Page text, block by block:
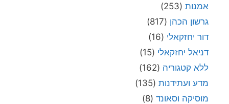
אמנות (253)
גרשון הכהן (817)
דור יחזקאלי (16)
דניאל יחזקאלי (15)
ללא קטגוריה (162)
מדע ועתידנות (135)
מוסיקה וסאונד (8)